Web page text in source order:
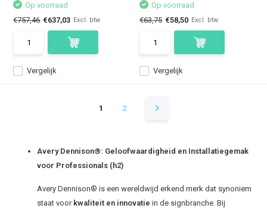
Vergelijk
Op voorraad
€757,46 €637,03 Excl. btw
Vergelijk
Op voorraad
€63,75 €58,50 Excl. btw
1 2
Avery Dennison®: Geloofwaardigheid en Installatiegemak
voor Professionals (h2)
Avery Dennison® is een wereldwijd erkend merk dat synoniem
staat voor kwaliteit en innovatie in de signbranche. Bij